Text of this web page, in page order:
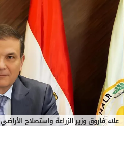
علاء فاروق وزير الزراعة واستصلاح الأراضي